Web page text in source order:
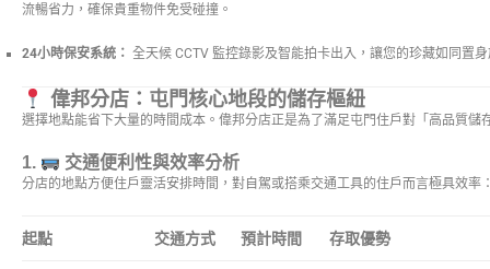
流暢省力，確保貴重物件免受碰撞。
24小時保安系統： 全天候 CCTV 監控錄影及智能拍卡出入，讓您的珍藏如同置
偉邦分店：屯門核心地段的儲存樞紐
選擇地點能省下大量的時間成本。偉邦分店正是為了滿足屯門住戶對「高品質儲
1. 交通便利性與效率分析
分店的地點方便住戶靈活安排時間，對自駕或搭乘交通工具的住戶而言極具效率
起點 交通方式 預計時間 存取優勢